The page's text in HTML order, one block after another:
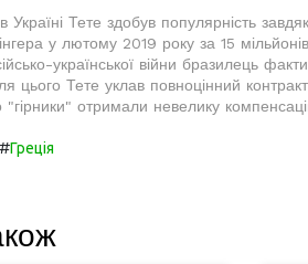
Україні Тете здобув популярність
у лютому 2019 року за 15
української війни бразилець
цього Тете уклав повноцінний
отримали невелику
#Греція